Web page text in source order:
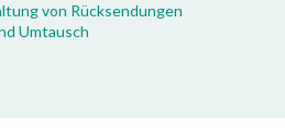
von Rücksendungen
Umtausch